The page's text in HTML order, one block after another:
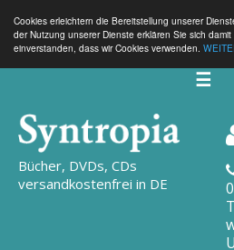
Cookies erleichtern die Bereitstellung unserer
der Nutzung unserer Dienste erklären Sie sich damit
einverstanden, dass wir Cookies verwenden.
☰
Bücher, DVDs, CDs
versandkostenfrei in DE
0